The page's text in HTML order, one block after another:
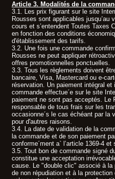
Article 3. Modalités de la
3.1. Les prix figurant sur le site
Rousses sont applicables jusqu’au
cours et s’entendent Toutes Taxes
en fonction des conditions
d'établissement des tarifs.
3.2. Une fois une commande
Rousses ne peut appliquer
offres promotionnelles ponctuelles.
3.3. Tous les règlements doivent
bancaire, Visa, Mastercard ou e-
réservation. Un paiement intégral
commande effectue´e sur le site
paiement ne sont pas acceptés. Le
responsable de tous frais sur les
occasionne´s le cas échéant par la
pour d'autres raisons.
3.4. La date de validation de la
la commande et de son paiement
conforme´ment a` l’article 1369-4
3.5. Tout bon de commande signé
constitue une acceptation
cause. Le "double clic" associé à la
de non répudiation et à la